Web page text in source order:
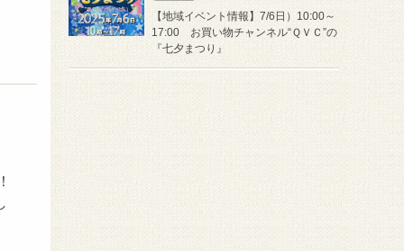
【地域イベント情報】7/6日）10:00～
17:00 お買い物チャンネル“ＱＶＣ”の
『七夕まつり』